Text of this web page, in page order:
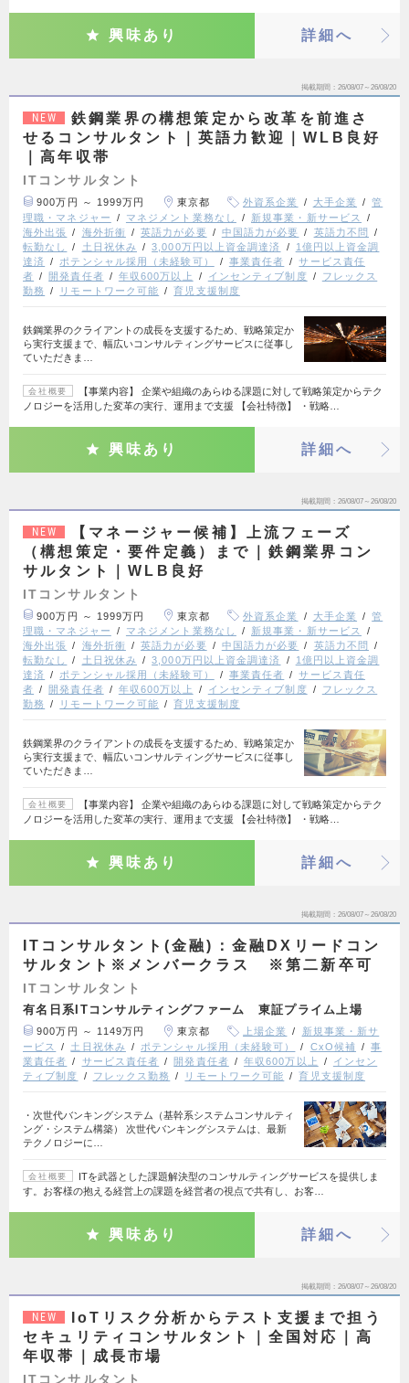
興味あり 詳細へ
掲載期間 26/08/07～26/08/20
NEW
鉄鋼業界の構想策定から改革を前進さ
せるコンサルタント｜英語力歓迎｜WLB良好
｜高年収帯
ITコンサルタント
900万円 ～ 1999万円 東京都 外資系企業 大手企業
管
理職・マネジャー
マネジメント業務なし
新規事業・新サービス
海外出張
海外折衝 英語力が必要 中国語力が必要
英語力不問
転勤なし
土日祝休み 3,000万円以上資金調達済
1億円以上資金調
達済
ポテンシャル採用（未経験可） 事業責任者
サービス責任
者
開発責任者 年収600万以上 インセンティブ制度
フレックス
勤務
リモートワーク可能 育児支援制度
鉄鋼業界のクライアントの成長を支援するため、戦略策定か
ら実行支援まで、幅広いコンサルティングサービスに従事し
ていただきま…
会社概要
【事業内容】 企業や組織のあらゆる課題に対して戦略策定からテク
ノロジーを活用した変革の実行、運用まで支援 【会社特徴】 ・戦略…
興味あり 詳細へ
掲載期間 26/08/07～26/08/20
NEW
【マネージャー候補】上流フェーズ
（構想策定・要件定義）まで｜鉄鋼業界コン
サルタント｜WLB良好
ITコンサルタント
900万円 ～ 1999万円 東京都 外資系企業 大手企業
管
理職・マネジャー
マネジメント業務なし
新規事業・新サービス
海外出張
海外折衝 英語力が必要 中国語力が必要
英語力不問
転勤なし
土日祝休み 3,000万円以上資金調達済
1億円以上資金調
達済
ポテンシャル採用（未経験可） 事業責任者
サービス責任
者
開発責任者 年収600万以上 インセンティブ制度
フレックス
勤務
リモートワーク可能 育児支援制度
鉄鋼業界のクライアントの成長を支援するため、戦略策定か
ら実行支援まで、幅広いコンサルティングサービスに従事し
ていただきま…
会社概要
【事業内容】 企業や組織のあらゆる課題に対して戦略策定からテク
ノロジーを活用した変革の実行、運用まで支援 【会社特徴】 ・戦略…
興味あり 詳細へ
掲載期間 26/08/07～26/08/20
ITコンサルタント(金融)：金融DXリードコン
サルタント※メンバークラス ※第二新卒可
ITコンサルタント
有名日系ITコンサルティングファーム 東証プライム上場
900万円 ～ 1149万円 東京都 上場企業
新規事業・新サ
ービス
土日祝休み ポテンシャル採用（未経験可） CxO候補
事
業責任者
サービス責任者 開発責任者 年収600万以上
インセン
ティブ制度
フレックス勤務 リモートワーク可能 育児支援制度
・次世代バンキングシステム（基幹系システムコンサルティ
ング・システム構築） 次世代バンキングシステムは、最新
テクノロジーに…
会社概要
ITを武器とした課題解決型のコンサルティングサービスを提供しま
す。お客様の抱える経営上の課題を経営者の視点で共有し、お客…
興味あり 詳細へ
掲載期間 26/08/07～26/08/20
NEW
IoTリスク分析からテスト支援まで担う
セキュリティコンサルタント｜全国対応｜高
年収帯｜成長市場
ITコンサルタント